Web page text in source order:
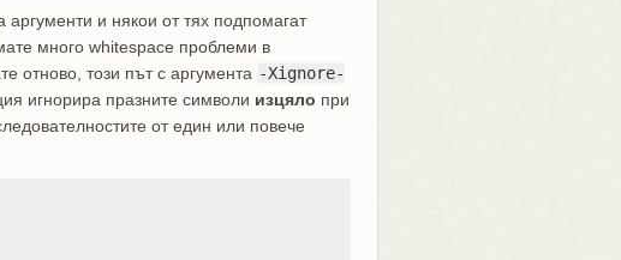
и някои от тях подпомагат
много whitespace проблеми в
отново, този път с аргумента -Xignore-
игнорира празните символи изцяло при
от един или повече